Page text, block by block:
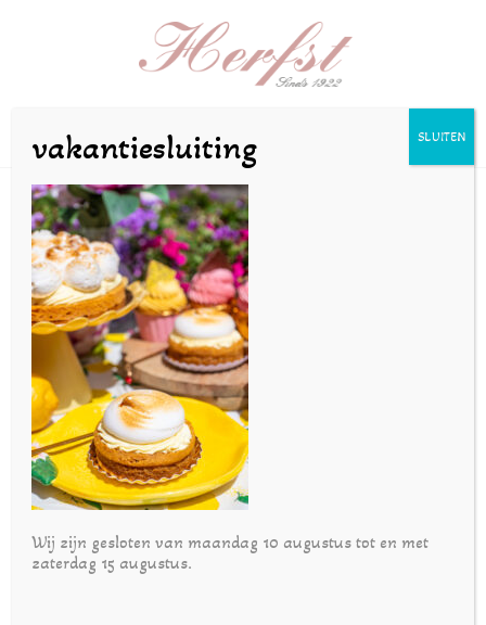
SZeilstra-4jul24-29
doorbakkerijherfst|aug 21, 2025
vakantiesluiting
Wij zijn gesloten van maandag 10 augustus tot en met
zaterdag 15 augustus.
SLUITEN